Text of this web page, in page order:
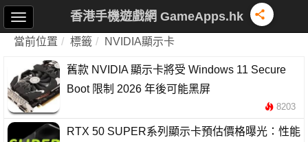
香港手機遊戲網 GameApps.hk
當前位置 標籤 NVIDIA顯示卡
舊款 NVIDIA 顯示卡將受 Windows 11 Secure
Boot 限制 2026 年後可能黑屏
8203
RTX 50 SUPER系列顯示卡預估價格曝光：性能